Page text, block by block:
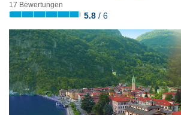
17 Bewertungen
5.8 / 6